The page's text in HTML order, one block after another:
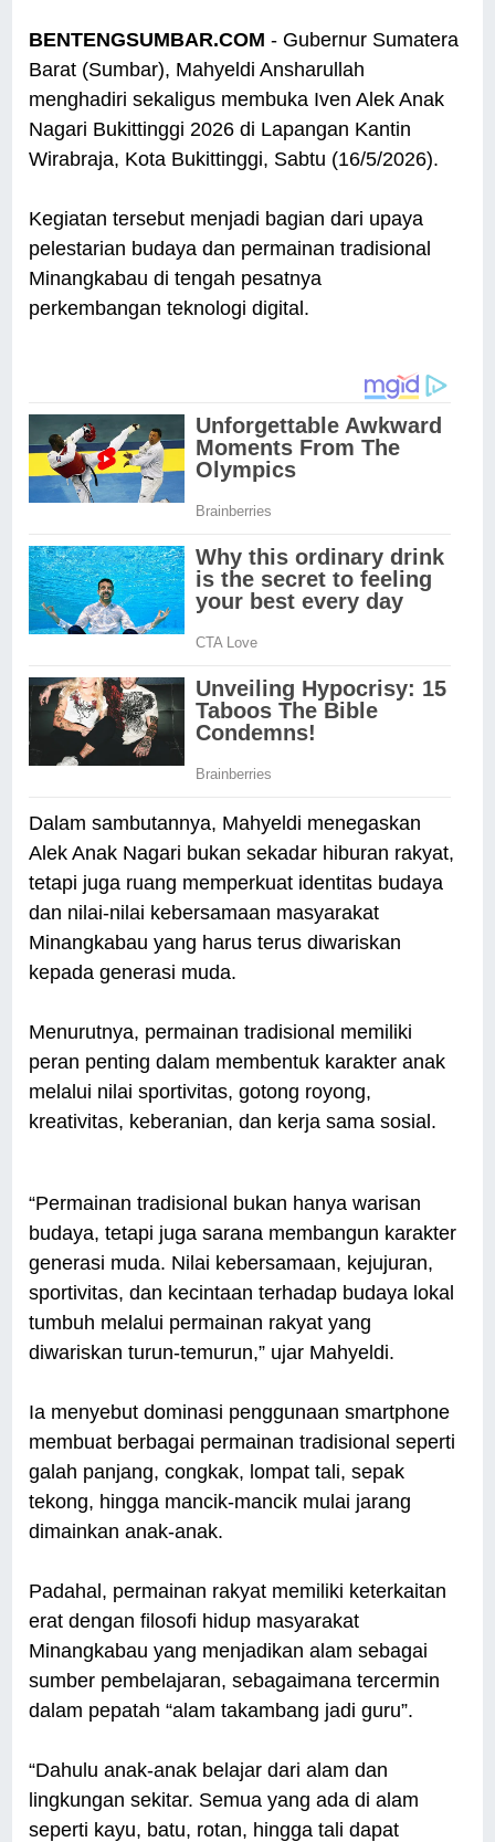
BENTENGSUMBAR.COM - Gubernur Sumatera
Barat (Sumbar), Mahyeldi Ansharullah
menghadiri sekaligus membuka Iven Alek Anak
Nagari Bukittinggi 2026 di Lapangan Kantin
Wirabraja, Kota Bukittinggi, Sabtu (16/5/2026).
Kegiatan tersebut menjadi bagian dari upaya
pelestarian budaya dan permainan tradisional
Minangkabau di tengah pesatnya
perkembangan teknologi digital.
Dalam sambutannya, Mahyeldi menegaskan
Alek Anak Nagari bukan sekadar hiburan rakyat,
tetapi juga ruang memperkuat identitas budaya
dan nilai-nilai kebersamaan masyarakat
Minangkabau yang harus terus diwariskan
kepada generasi muda.
Menurutnya, permainan tradisional memiliki
peran penting dalam membentuk karakter anak
melalui nilai sportivitas, gotong royong,
kreativitas, keberanian, dan kerja sama sosial.
“Permainan tradisional bukan hanya warisan
budaya, tetapi juga sarana membangun karakter
generasi muda. Nilai kebersamaan, kejujuran,
sportivitas, dan kecintaan terhadap budaya lokal
tumbuh melalui permainan rakyat yang
diwariskan turun-temurun,” ujar Mahyeldi.
Ia menyebut dominasi penggunaan smartphone
membuat berbagai permainan tradisional seperti
galah panjang, congkak, lompat tali, sepak
tekong, hingga mancik-mancik mulai jarang
dimainkan anak-anak.
Padahal, permainan rakyat memiliki keterkaitan
erat dengan filosofi hidup masyarakat
Minangkabau yang menjadikan alam sebagai
sumber pembelajaran, sebagaimana tercermin
dalam pepatah “alam takambang jadi guru”.
“Dahulu anak-anak belajar dari alam dan
lingkungan sekitar. Semua yang ada di alam
seperti kayu, batu, rotan, hingga tali dapat